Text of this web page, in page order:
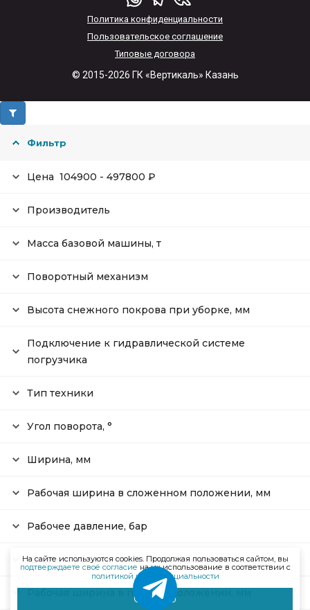
Политика конфиденциальности
Пользовательское соглашение
Типовые договора
© 2015-2026 ГК «Вертикаль» Казань
На сайте используются cookies. Продолжая пользоваться сайтом, вы
подтверждаете своё согласие на их использование в соответствии с
политикой конфиденциальности
Отлично
Фильтр
Цена 104900 - 497800 ₽
Производитель
Масса базовой машины, т
Поворотный механизм
Высота снежного покрова при уборке, мм
Подключение к гидравлической системе
погрузчика
Тип техники
Угол поворота, °
Ширина, мм
Рабочая ширина в сложенном положении, мм
Рабочее давление, бар
Ширина уборки при полном повороте, мм
Рабочая ширина в прямом положении, мм